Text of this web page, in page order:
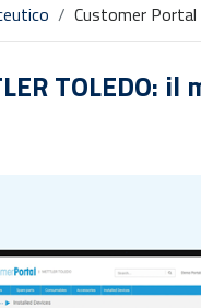
Customer Portal
TOLEDO: